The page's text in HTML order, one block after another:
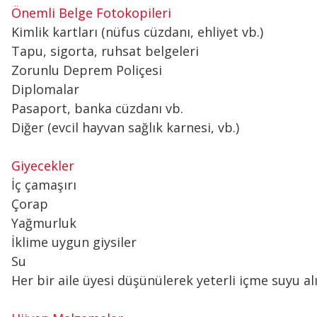
Önemli Belge Fotokopileri
Kimlik kartları (nüfus cüzdanı, ehliyet vb.)
Tapu, sigorta, ruhsat belgeleri
Zorunlu Deprem Poliçesi
Diplomalar
Pasaport, banka cüzdanı vb.
Diğer (evcil hayvan sağlık karnesi, vb.)
Giyecekler
İç çamaşırı
Çorap
Yağmurluk
İklime uygun giysiler
Su
Her bir aile üyesi düşünülerek yeterli içme suyu